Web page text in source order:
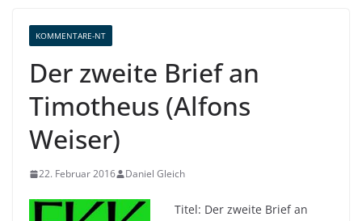
KOMMENTARE-NT
Der zweite Brief an
Timotheus (Alfons
Weiser)
22. Februar 2016 Daniel Gleich
Titel: Der zweite Brief an